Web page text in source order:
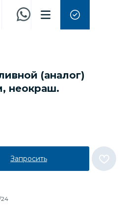
(аналог)
неокраш.
Запросить